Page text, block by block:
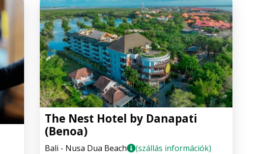
The Nest Hotel by Danapati
(Benoa)
Bali - Nusa Dua Beach
(szállás információk)